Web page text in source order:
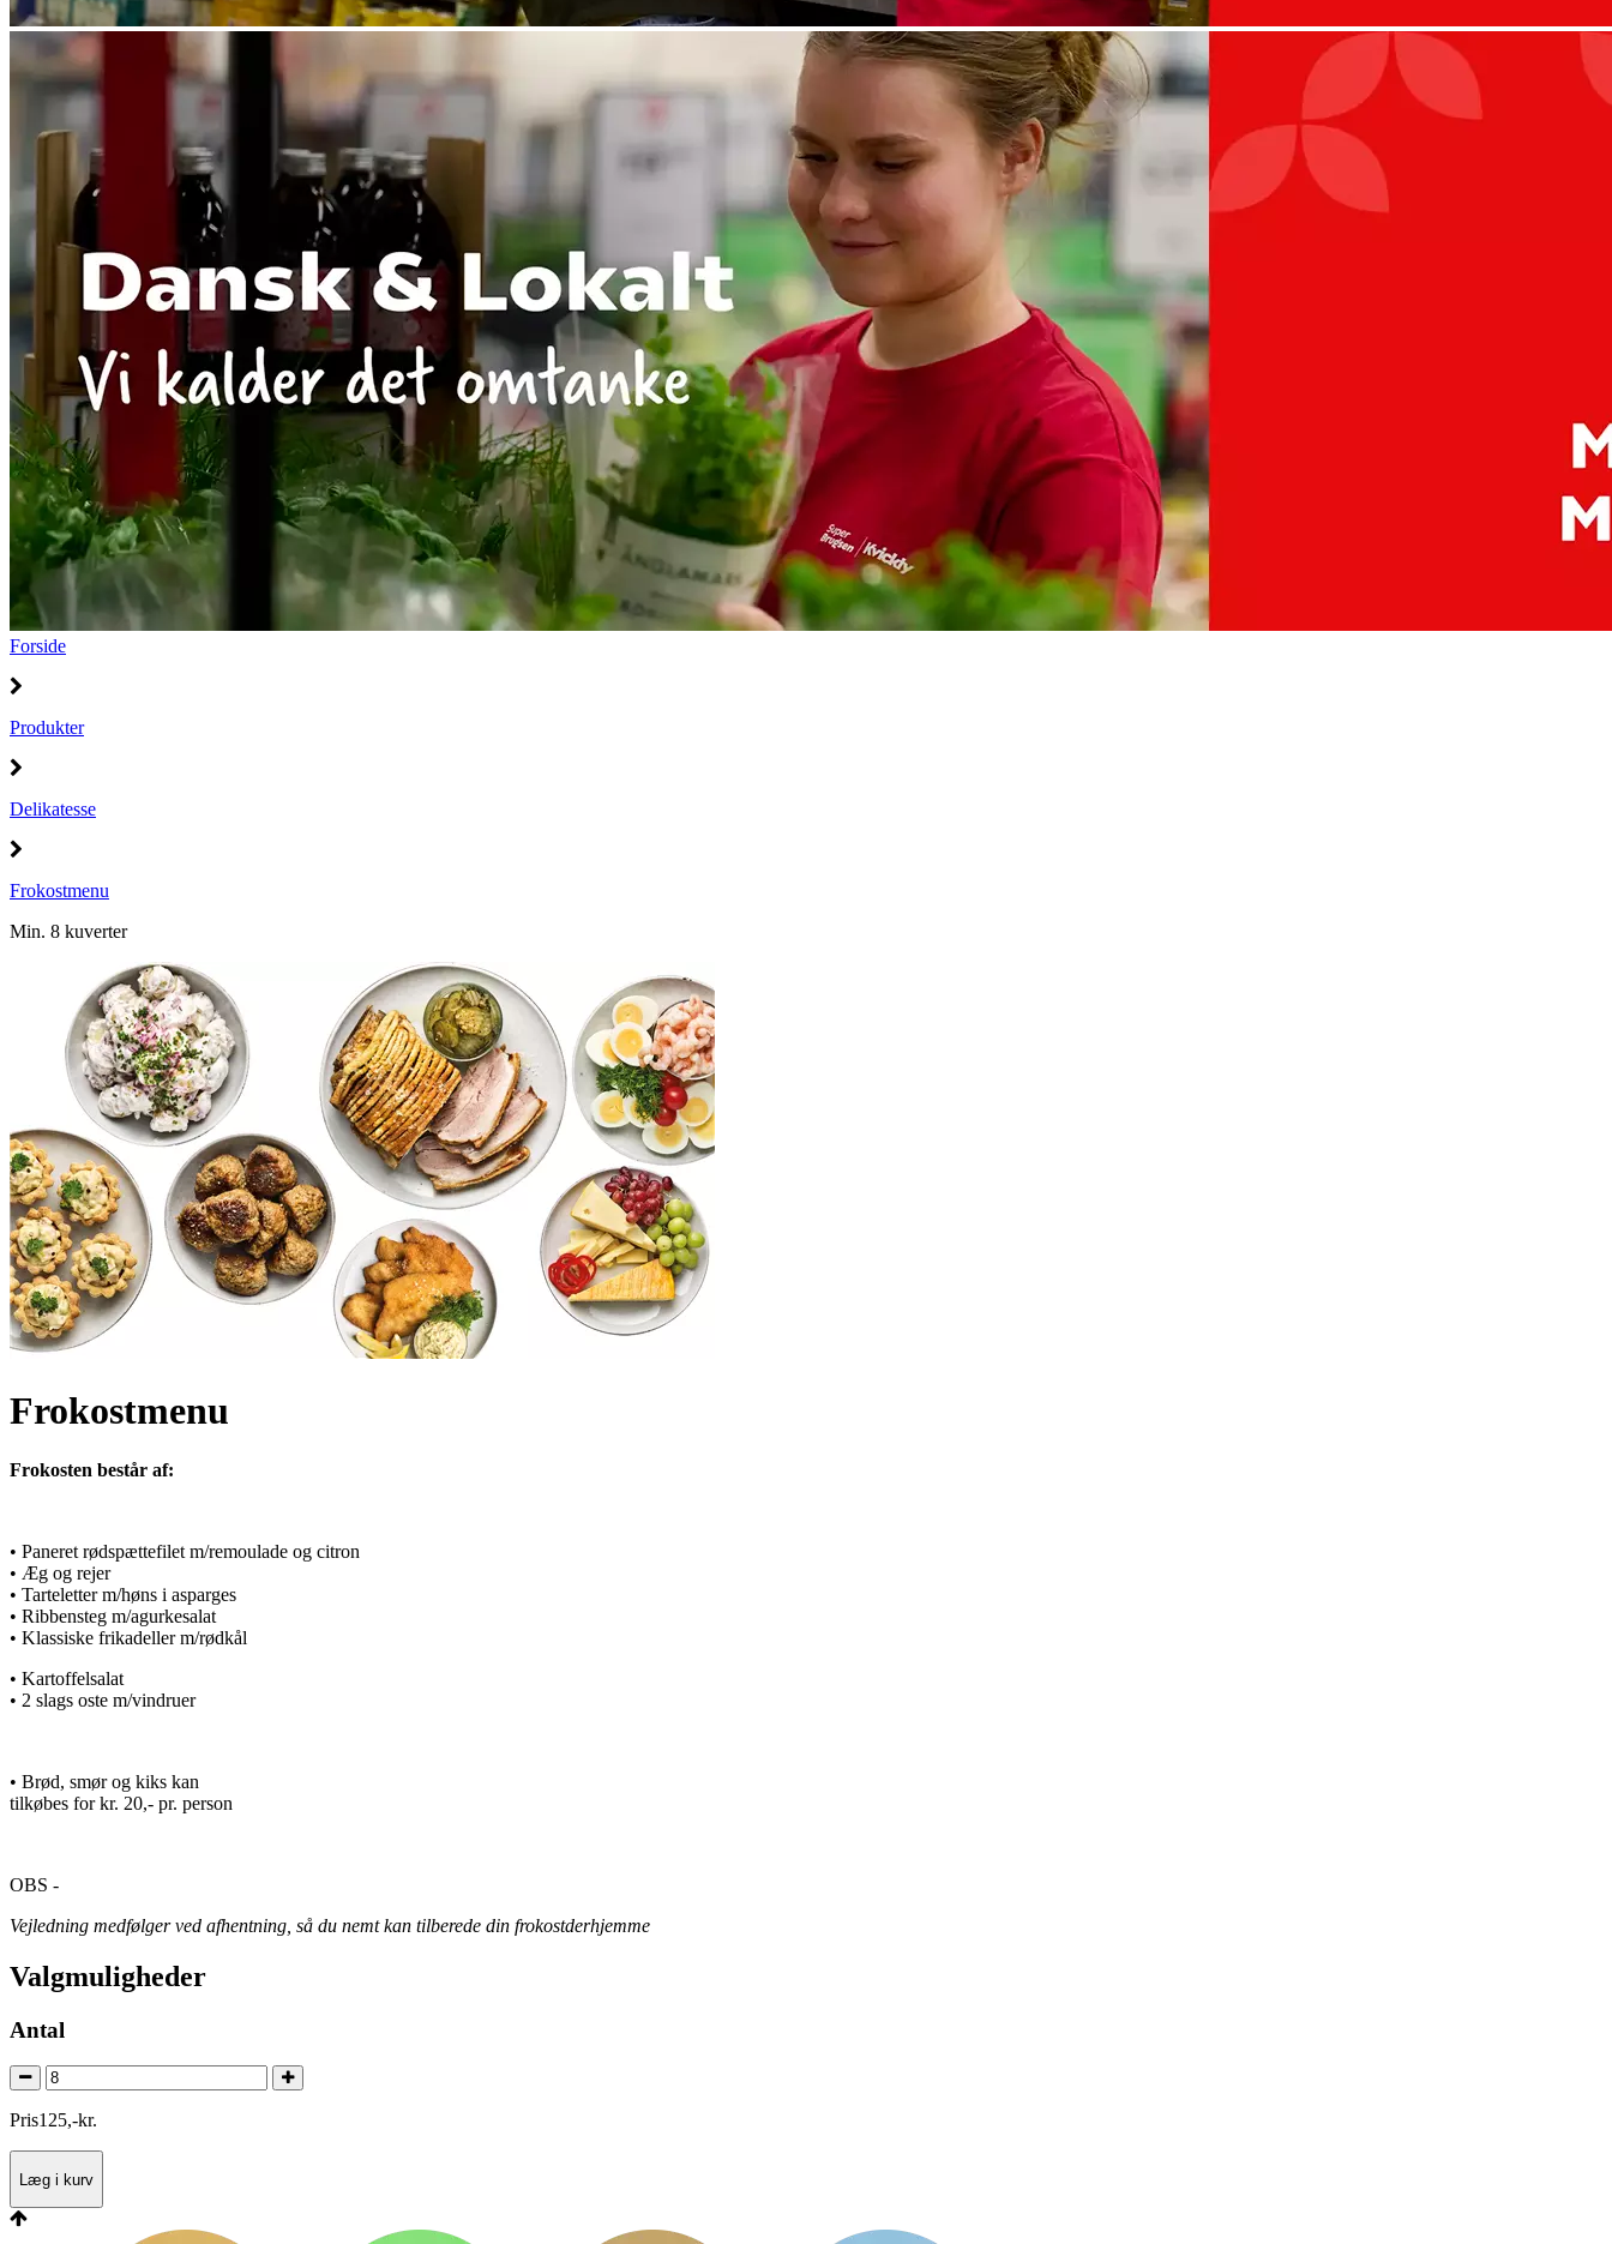
Forside
Produkter
Delikatesse
Frokostmenu
Min. 8 kuverter
Frokostmenu
Frokosten består af:
• Paneret rødspættefilet m/remoulade og citron
• Æg og rejer
• Tarteletter m/høns i asparges
• Ribbensteg m/agurkesalat
• Klassiske frikadeller m/rødkål
• Kartoffelsalat
• 2 slags oste m/vindruer
• Brød, smør og kiks kan
tilkøbes for kr. 20,- pr. person
OBS -
Vejledning medfølger ved afhentning, så du nemt kan tilberede din frokostderhjemme
Valgmuligheder
Antal
Pris125,-kr.
Læg i kurv